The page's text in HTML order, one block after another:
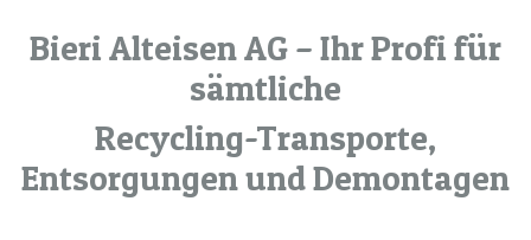
Bieri Alteisen AG – Ihr Profi für
sämtliche
Recycling-Transporte,
Entsorgungen und Demontagen